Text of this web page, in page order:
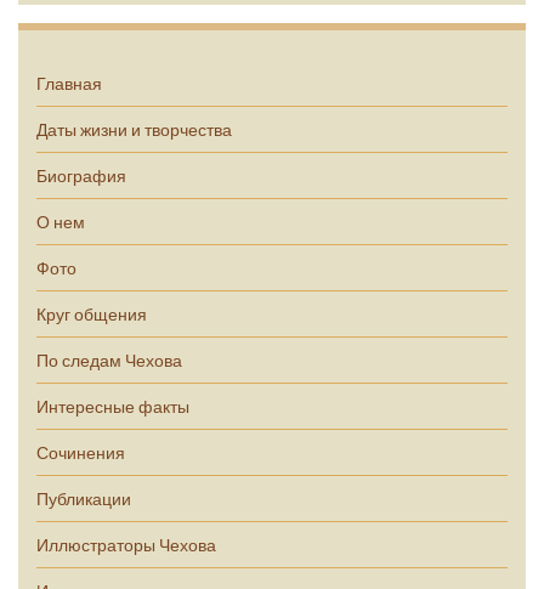
Главная
Даты жизни и творчества
Биография
О нем
Фото
Круг общения
По следам Чехова
Интересные факты
Сочинения
Публикации
Иллюстраторы Чехова